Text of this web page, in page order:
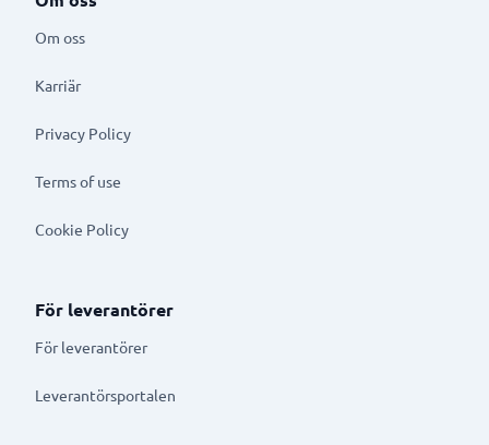
Om oss
Karriär
Privacy Policy
Terms of use
Cookie Policy
För leverantörer
För leverantörer
Leverantörsportalen